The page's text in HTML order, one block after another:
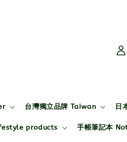
台灣獨立品牌 Taiwan 日
products 手帳筆記本